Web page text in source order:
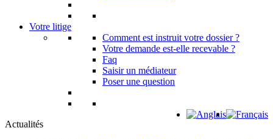
Votre litige
Comment est instruit votre dossier ?
Votre demande est-elle recevable ?
Faq
Saisir un médiateur
Poser une question
Actualités